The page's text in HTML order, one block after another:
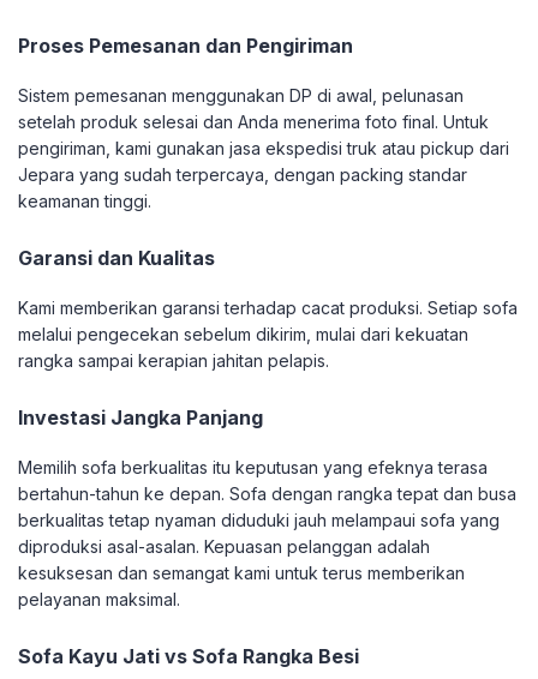
Proses Pemesanan dan Pengiriman
Sistem pemesanan menggunakan DP di awal, pelunasan
setelah produk selesai dan Anda menerima foto final. Untuk
pengiriman, kami gunakan jasa ekspedisi truk atau pickup dari
Jepara yang sudah terpercaya, dengan packing standar
keamanan tinggi.
Garansi dan Kualitas
Kami memberikan garansi terhadap cacat produksi. Setiap sofa
melalui pengecekan sebelum dikirim, mulai dari kekuatan
rangka sampai kerapian jahitan pelapis.
Investasi Jangka Panjang
Memilih sofa berkualitas itu keputusan yang efeknya terasa
bertahun-tahun ke depan. Sofa dengan rangka tepat dan busa
berkualitas tetap nyaman diduduki jauh melampaui sofa yang
diproduksi asal-asalan. Kepuasan pelanggan adalah
kesuksesan dan semangat kami untuk terus memberikan
pelayanan maksimal.
Sofa Kayu Jati vs Sofa Rangka Besi